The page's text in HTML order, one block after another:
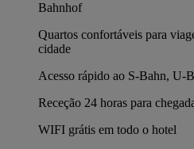
Bahnhof
Quartos confortáveis para
cidade
Acesso rápido ao S-Bahn, U-
Receção 24 horas para
WIFI grátis em todo o hotel